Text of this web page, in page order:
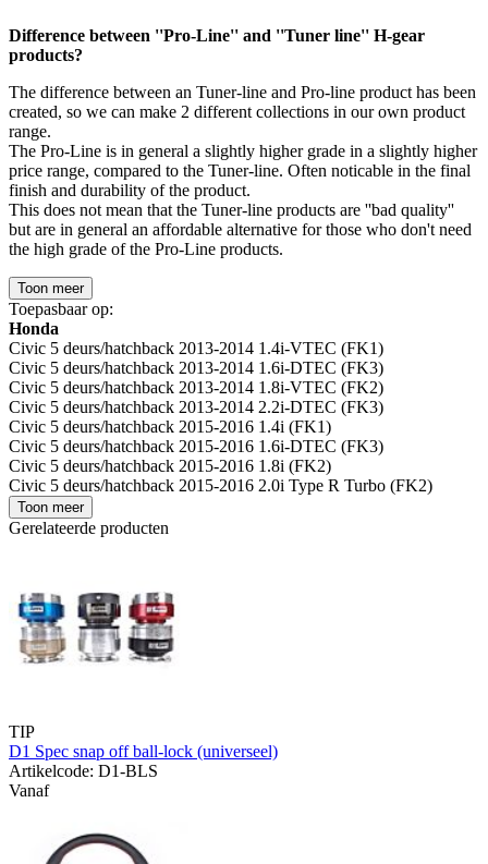
Difference between ''Pro-Line'' and ''Tuner line'' H-gear
products?
The difference between an Tuner-line and Pro-line product has been
created, so we can make 2 different collections in our own product
range.
The Pro-Line is in general a slightly higher grade in a slightly higher
price range, compared to the Tuner-line. Often noticable in the final
finish and durability of the product.
This does not mean that the Tuner-line products are ''bad quality''
but are in general an affordable alternative for those who don't need
the high grade of the Pro-Line products.
Toon meer
Toepasbaar op:
Honda
Civic 5 deurs/hatchback 2013-2014 1.4i-VTEC (FK1)
Civic 5 deurs/hatchback 2013-2014 1.6i-DTEC (FK3)
Civic 5 deurs/hatchback 2013-2014 1.8i-VTEC (FK2)
Civic 5 deurs/hatchback 2013-2014 2.2i-DTEC (FK3)
Civic 5 deurs/hatchback 2015-2016 1.4i (FK1)
Civic 5 deurs/hatchback 2015-2016 1.6i-DTEC (FK3)
Civic 5 deurs/hatchback 2015-2016 1.8i (FK2)
Civic 5 deurs/hatchback 2015-2016 2.0i Type R Turbo (FK2)
Toon meer
Gerelateerde producten
TIP
D1 Spec snap off ball-lock (universeel)
Artikelcode: D1-BLS
Vanaf